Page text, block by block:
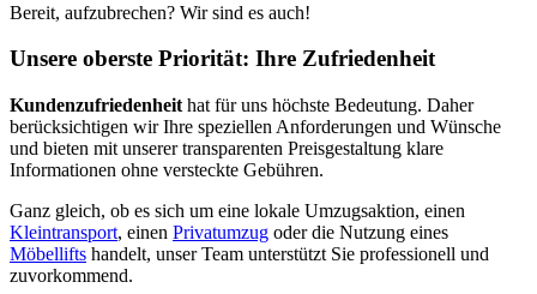
Bereit, aufzubrechen? Wir sind es auch!
Unsere oberste Priorität: Ihre Zufriedenheit
Kundenzufriedenheit hat für uns höchste Bedeutung. Daher
berücksichtigen wir Ihre speziellen Anforderungen und Wünsche
und bieten mit unserer transparenten Preisgestaltung klare
Informationen ohne versteckte Gebühren.
Ganz gleich, ob es sich um eine lokale Umzugsaktion, einen
Kleintransport, einen Privatumzug oder die Nutzung eines
Möbellifts handelt, unser Team unterstützt Sie professionell und
zuvorkommend.